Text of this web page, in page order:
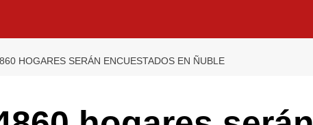
HOGARES SERÁN ENCUESTADOS EN ÑUBLE